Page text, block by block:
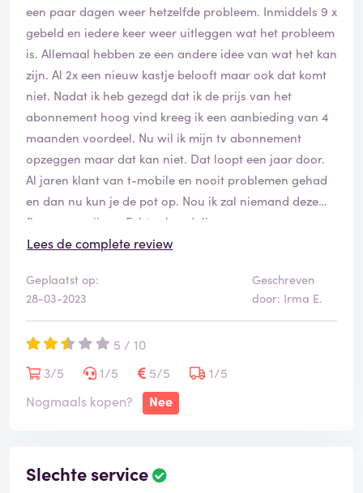
een paar dagen weer hetzelfde probleem. Inmiddels 9 x
gebeld en iedere keer weer uitleggen wat het probleem
is. Allemaal hebben ze een andere idee van wat het kan
zijn. Al 2x een nieuw kastje belooft maar ook dat komt
niet. Nadat ik heb gezegd dat ik de prijs van het
abonnement hoog vind kreeg ik een aanbieding van 4
maanden voordeel. Nu wil ik mijn tv abonnement
opzeggen maar dat kan niet. Dat loopt een jaar door.
Al jaren klant van t-mobile en nooit problemen gehad
en dan nu kun je de pot op. Nou ik zal niemand deze
firma aanprijzen. Echt schandalig.
Lees de complete review
Geplaatst op:
28-03-2023
Geschreven
door: Irma E.
5 / 10
3/5
1/5 5/5
1/5
Nogmaals kopen?
Nee
Slechte service